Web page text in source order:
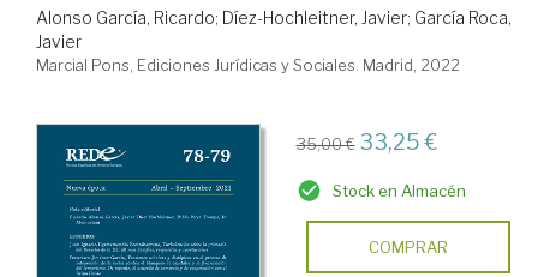
Alonso García, Ricardo; Díez-Hochleitner, Javier; García Roca,
Javier
Marcial Pons, Ediciones Jurídicas y Sociales. Madrid, 2022
35,00 € 33,25 €
Stock en Almacén
COMPRAR